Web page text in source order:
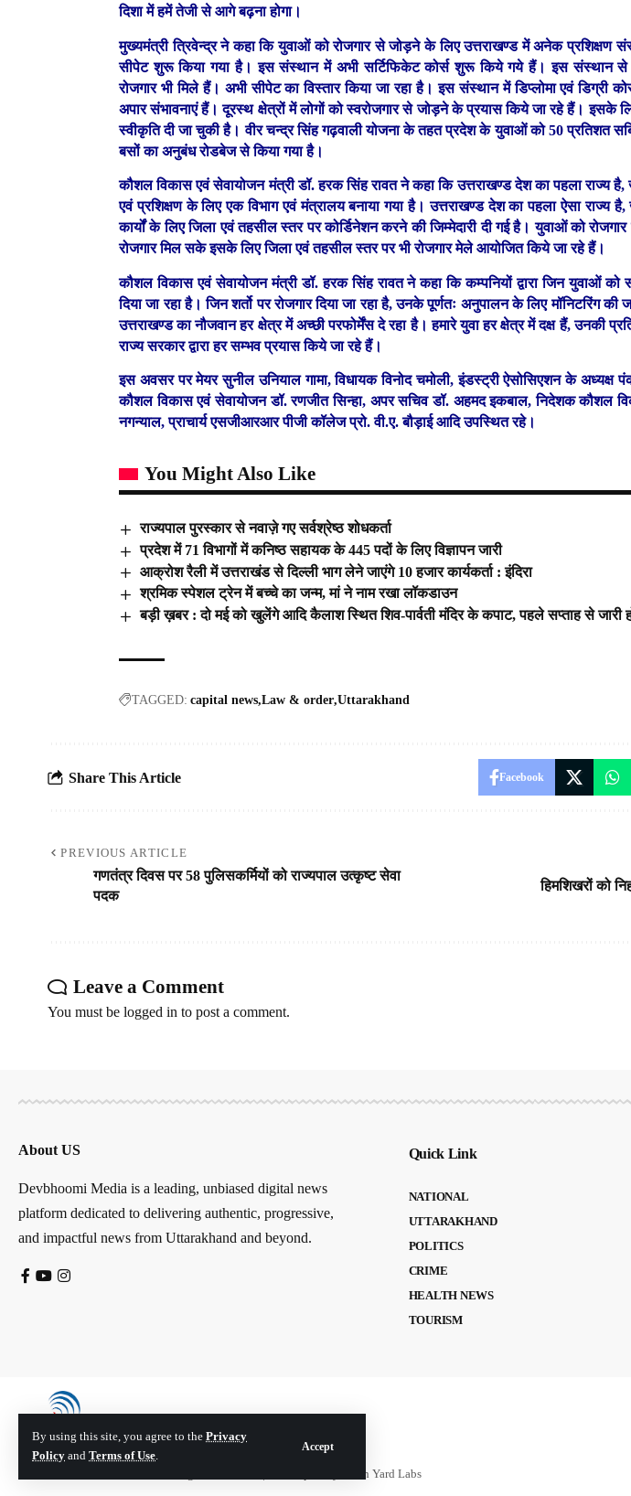
By using this site, you agree to the Privacy
Policy and Terms of Use.
Accept
दिशा में हमें तेजी से आगे बढ़ना होगा।
मुख्यमंत्री त्रिवेन्द्र ने कहा कि युवाओं को रोजगार से जोड़ने के लिए उत्तराखण्ड में अनेक प्रशिक्षण
सीपेट शुरू किया गया है। इस संस्थान में अभी सर्टिफिकेट कोर्स शुरू किये गये हैं। इस संस्थान
रोजगार भी मिले हैं। अभी सीपेट का विस्तार किया जा रहा है। इस संस्थान में डिप्लोमा एवं डिग्री
अपार संभावनाएं हैं। दूरस्थ क्षेत्रों में लोगों को स्वरोजगार से जोड़ने के प्रयास किये जा रहे हैं। इसके
स्वीकृति दी जा चुकी है। वीर चन्द्र सिंह गढ़वाली योजना के तहत प्रदेश के युवाओं को 50 प्रतिशत
बसों का अनुबंध रोडबेज से किया गया है।
कौशल विकास एवं सेवायोजन मंत्री डॉ. हरक सिंह रावत ने कहा कि उत्तराखण्ड देश का पहला राज्य
एवं प्रशिक्षण के लिए एक विभाग एवं मंत्रालय बनाया गया है। उत्तराखण्ड देश का पहला ऐसा राज्य
कार्यों के लिए जिला एवं तहसील स्तर पर कोर्डिनेशन करने की जिम्मेदारी दी गई है। युवाओं को
रोजगार मिल सके इसके लिए जिला एवं तहसील स्तर पर भी रोजगार मेले आयोजित किये जा रहे हैं।
कौशल विकास एवं सेवायोजन मंत्री डॉ. हरक सिंह रावत ने कहा कि कम्पनियों द्वारा जिन युवाओं को
दिया जा रहा है। जिन शर्तो पर रोजगार दिया जा रहा है, उनके पूर्णतः अनुपालन के लिए मॉनिटरिंग
उत्तराखण्ड का नौजवान हर क्षेत्र में अच्छी परफोर्मेंस दे रहा है। हमारे युवा हर क्षेत्र में दक्ष हैं, उनकी
राज्य सरकार द्वारा हर सम्भव प्रयास किये जा रहे हैं।
इस अवसर पर मेयर सुनील उनियाल गामा, विधायक विनोद चमोली, इंडस्ट्री ऐसोसिएशन के अध्यक्ष
कौशल विकास एवं सेवायोजन डॉ. रणजीत सिन्हा, अपर सचिव डॉ. अहमद इकबाल, निदेशक कौशल
नगन्याल, प्राचार्य एसजीआरआर पीजी कॉलेज प्रो. वी.ए. बौड़ाई आदि उपस्थित रहे।
You Might Also Like
राज्यपाल पुरस्कार से नवाज़े गए सर्वश्रेष्ठ शोधकर्ता
प्रदेश में 71 विभागों में कनिष्ठ सहायक के 445 पदों के लिए विज्ञापन जारी
आक्रोश रैली में उत्तराखंड से दिल्ली भाग लेने जाएंगे 10 हजार कार्यकर्ता : इंदिरा
श्रमिक स्पेशल ट्रेन में बच्चे का जन्म, मां ने नाम रखा लॉकडाउन
बड़ी ख़बर : दो मई को खुलेंगे आदि कैलाश स्थित शिव-पार्वती मंदिर के कपाट, पहले सप्ताह से जारी
TAGGED: capital news Law & order Uttarakhand
Share This Article Facebook
PREVIOUS ARTICLE
गणतंत्र दिवस पर 58 पुलिसकर्मियों को राज्यपाल उत्कृष्ट सेवा
पदक
हिमशिखरों को
Leave a Comment
You must be logged in to post a comment.
About US
Devbhoomi Media is a leading, unbiased digital news
platform dedicated to delivering authentic, progressive,
and impactful news from Uttarakhand and beyond.
Quick Link
NATIONAL
UTTARAKHAND
POLITICS
CRIME
HEALTH NEWS
TOURISM
Tech Yard Labs